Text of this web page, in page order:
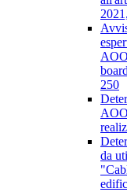
250
da